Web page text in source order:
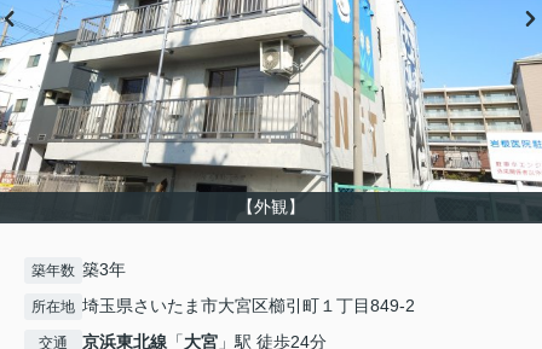
【外観】
築年数 築3年
所在地 埼玉県さいたま市大宮区櫛引町１丁目849-2
交通 京浜東北線 「大宮 」駅 徒歩24分